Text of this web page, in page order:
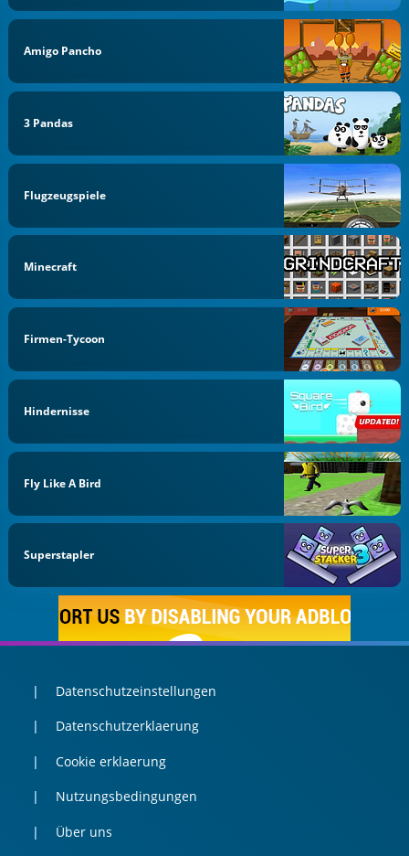
Amigo Pancho
3 Pandas
Flugzeugspiele
Minecraft
Firmen-Tycoon
Hindernisse
Fly Like A Bird
Superstapler
Datenschutzeinstellungen
Datenschutzerklaerung
Cookie erklaerung
Nutzungsbedingungen
Über uns